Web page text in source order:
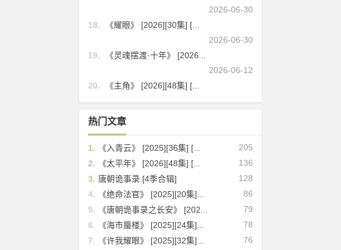
2026-06-30
18.
《耀眼》 [2026][30集] [...
2026-06-30
19.
《灵魂摆渡·十年》 [2026...
2026-06-12
20.
《主角》 [2026][48集] [...
热门文章
205
1.
《入青云》 [2025][36集] [...
136
2.
《太平年》 [2026][48集] [...
128
3. 唐朝诡事录 [4季合辑]
86
4.
《绝命法官》 [2025][20集]...
79
5.
《唐朝诡事录之长安》 [202...
78
6.
《海市蜃楼》 [2025][24集]...
76
7.
《许我耀眼》 [2025][32集]...